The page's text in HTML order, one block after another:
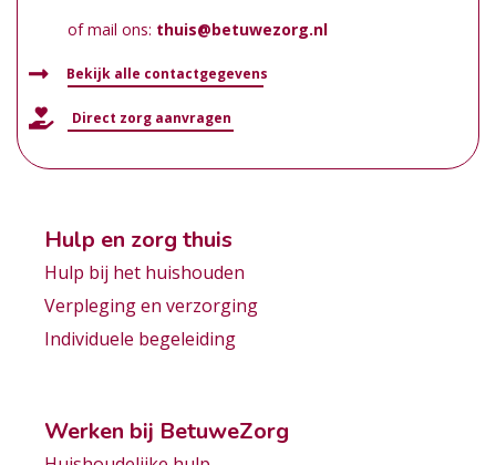
of mail ons: thuis@betuwezorg.nl
Bekijk alle contactgegevens
Direct zorg aanvragen
Hulp en zorg thuis
Hulp bij het huishouden
Verpleging en verzorging
Individuele begeleiding
Werken bij BetuweZorg